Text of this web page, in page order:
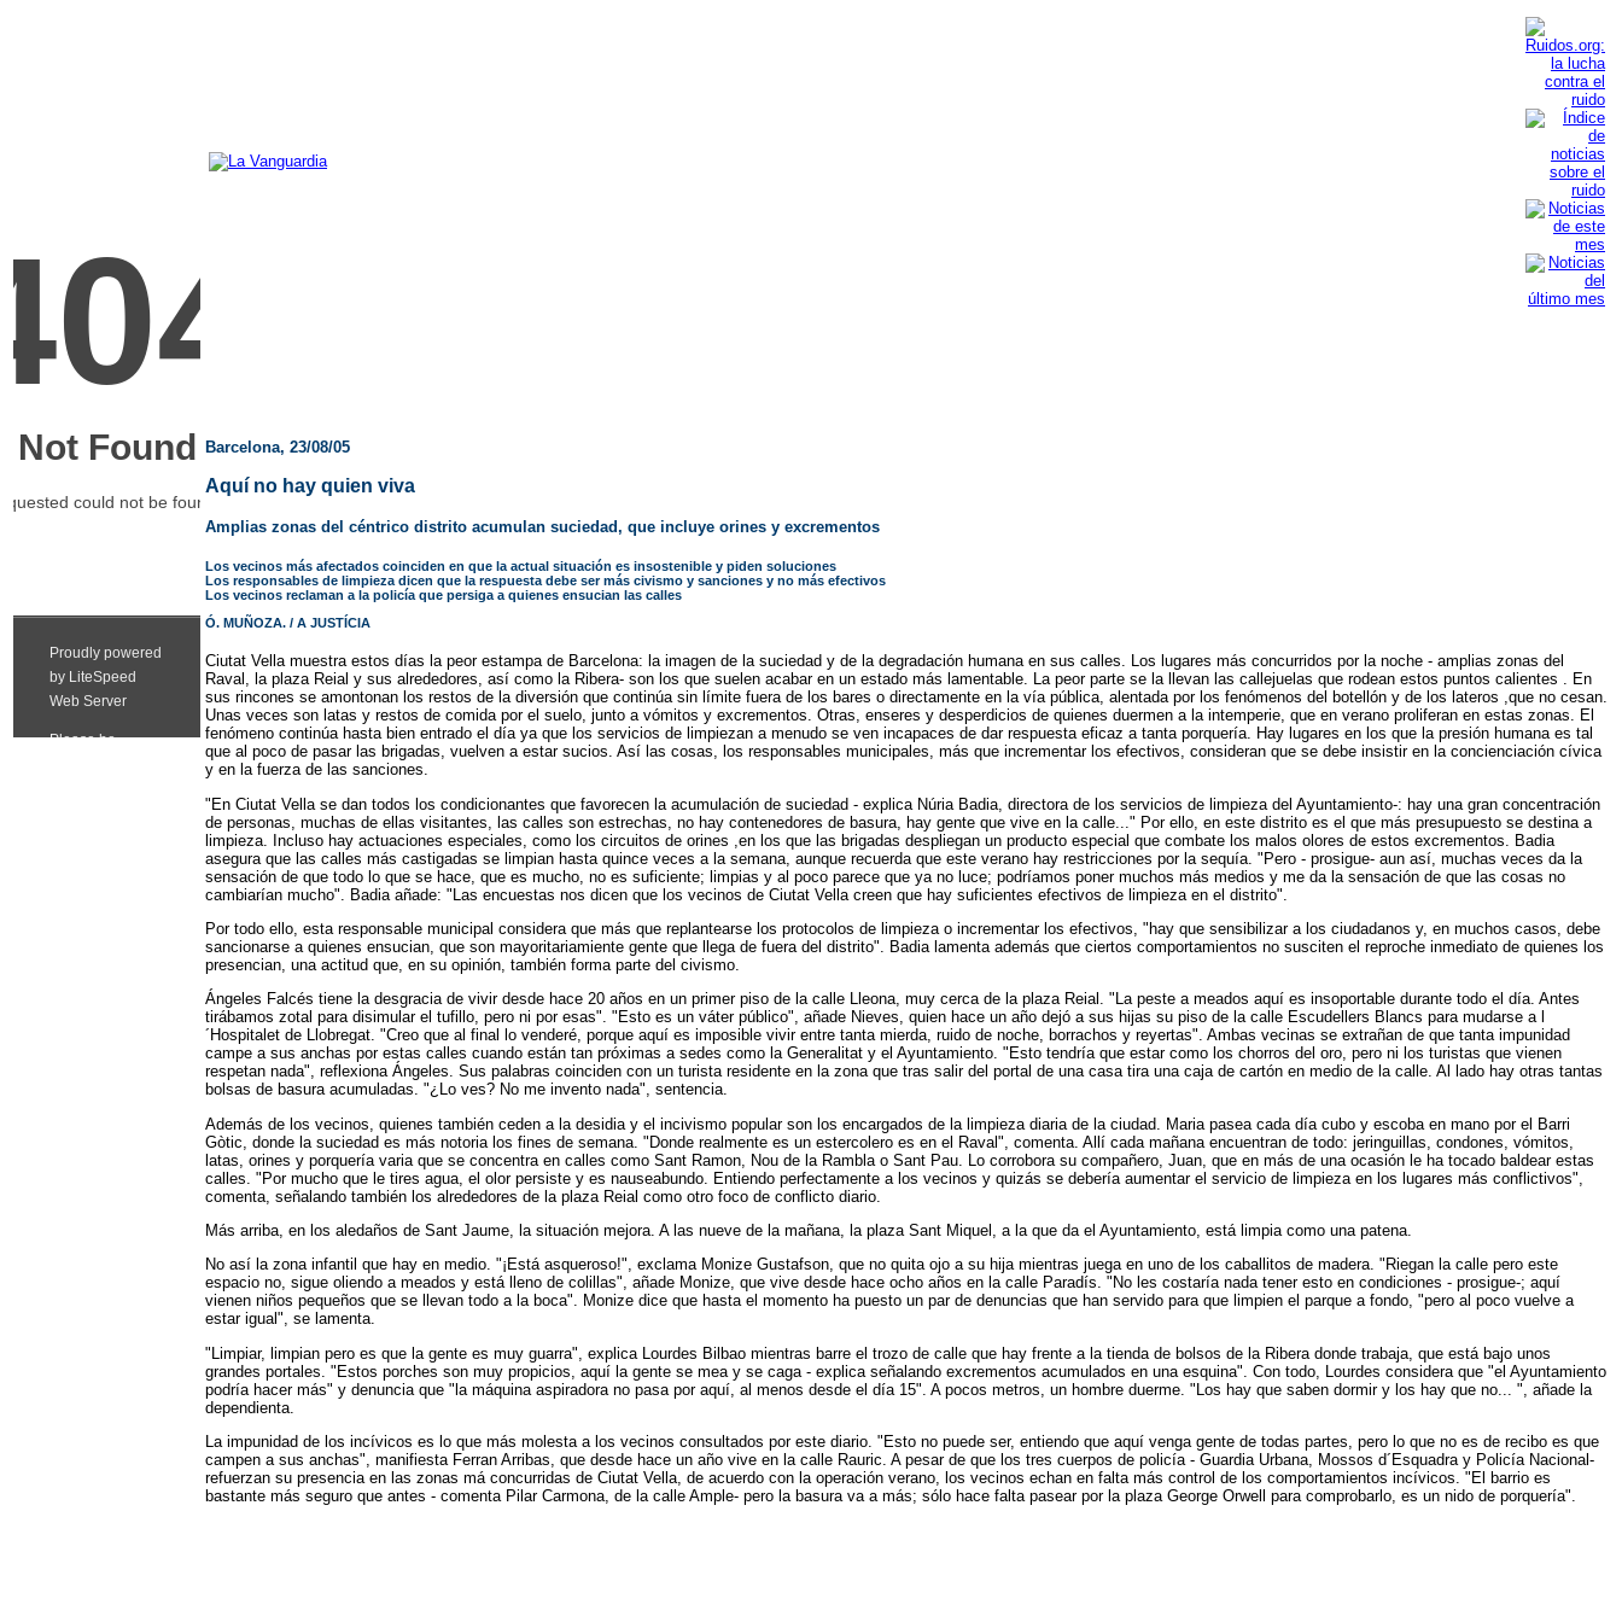
Barcelona, 23/08/05
Aquí no hay quien viva
Amplias zonas del céntrico distrito acumulan suciedad, que incluye orines y excrementos
Los vecinos más afectados coinciden en que la actual situación es insostenible y piden soluciones
Los responsables de limpieza dicen que la respuesta debe ser más civismo y sanciones y no más efectivos
Los vecinos reclaman a la policía que persiga a quienes ensucian las calles
Ó. MUÑOZA. / A JUSTÍCIA
Ciutat Vella muestra estos días la peor estampa de Barcelona: la imagen de la suciedad y de la degradación humana en sus calles. Los lugares más concurridos por la noche - amplias zonas del
Raval, la plaza Reial y sus alrededores, así como la Ribera- son los que suelen acabar en un estado más lamentable. La peor parte se la llevan las callejuelas que rodean estos puntos calientes . En
sus rincones se amontonan los restos de la diversión que continúa sin límite fuera de los bares o directamente en la vía pública, alentada por los fenómenos del botellón y de los lateros ,que no cesan.
Unas veces son latas y restos de comida por el suelo, junto a vómitos y excrementos. Otras, enseres y desperdicios de quienes duermen a la intemperie, que en verano proliferan en estas zonas. El
fenómeno continúa hasta bien entrado el día ya que los servicios de limpiezan a menudo se ven incapaces de dar respuesta eficaz a tanta porquería. Hay lugares en los que la presión humana es tal
que al poco de pasar las brigadas, vuelven a estar sucios. Así las cosas, los responsables municipales, más que incrementar los efectivos, consideran que se debe insistir en la concienciación cívica
y en la fuerza de las sanciones.
"En Ciutat Vella se dan todos los condicionantes que favorecen la acumulación de suciedad - explica Núria Badia, directora de los servicios de limpieza del Ayuntamiento-: hay una gran concentración
de personas, muchas de ellas visitantes, las calles son estrechas, no hay contenedores de basura, hay gente que vive en la calle..." Por ello, en este distrito es el que más presupuesto se destina a
limpieza. Incluso hay actuaciones especiales, como los circuitos de orines ,en los que las brigadas despliegan un producto especial que combate los malos olores de estos excrementos. Badia
asegura que las calles más castigadas se limpian hasta quince veces a la semana, aunque recuerda que este verano hay restricciones por la sequía. "Pero - prosigue- aun así, muchas veces da la
sensación de que todo lo que se hace, que es mucho, no es suficiente; limpias y al poco parece que ya no luce; podríamos poner muchos más medios y me da la sensación de que las cosas no
cambiarían mucho". Badia añade: "Las encuestas nos dicen que los vecinos de Ciutat Vella creen que hay suficientes efectivos de limpieza en el distrito".
Por todo ello, esta responsable municipal considera que más que replantearse los protocolos de limpieza o incrementar los efectivos, "hay que sensibilizar a los ciudadanos y, en muchos casos, debe
sancionarse a quienes ensucian, que son mayoritariamiente gente que llega de fuera del distrito". Badia lamenta además que ciertos comportamientos no susciten el reproche inmediato de quienes los
presencian, una actitud que, en su opinión, también forma parte del civismo.
Ángeles Falcés tiene la desgracia de vivir desde hace 20 años en un primer piso de la calle Lleona, muy cerca de la plaza Reial. "La peste a meados aquí es insoportable durante todo el día. Antes
tirábamos zotal para disimular el tufillo, pero ni por esas". "Esto es un váter público", añade Nieves, quien hace un año dejó a sus hijas su piso de la calle Escudellers Blancs para mudarse a l
´Hospitalet de Llobregat. "Creo que al final lo venderé, porque aquí es imposible vivir entre tanta mierda, ruido de noche, borrachos y reyertas". Ambas vecinas se extrañan de que tanta impunidad
campe a sus anchas por estas calles cuando están tan próximas a sedes como la Generalitat y el Ayuntamiento. "Esto tendría que estar como los chorros del oro, pero ni los turistas que vienen
respetan nada", reflexiona Ángeles. Sus palabras coinciden con un turista residente en la zona que tras salir del portal de una casa tira una caja de cartón en medio de la calle. Al lado hay otras tantas
bolsas de basura acumuladas. "¿Lo ves? No me invento nada", sentencia.
Además de los vecinos, quienes también ceden a la desidia y el incivismo popular son los encargados de la limpieza diaria de la ciudad. Maria pasea cada día cubo y escoba en mano por el Barri
Gòtic, donde la suciedad es más notoria los fines de semana. "Donde realmente es un estercolero es en el Raval", comenta. Allí cada mañana encuentran de todo: jeringuillas, condones, vómitos,
latas, orines y porquería varia que se concentra en calles como Sant Ramon, Nou de la Rambla o Sant Pau. Lo corrobora su compañero, Juan, que en más de una ocasión le ha tocado baldear estas
calles. "Por mucho que le tires agua, el olor persiste y es nauseabundo. Entiendo perfectamente a los vecinos y quizás se debería aumentar el servicio de limpieza en los lugares más conflictivos",
comenta, señalando también los alrededores de la plaza Reial como otro foco de conflicto diario.
Más arriba, en los aledaños de Sant Jaume, la situación mejora. A las nueve de la mañana, la plaza Sant Miquel, a la que da el Ayuntamiento, está limpia como una patena.
No así la zona infantil que hay en medio. "¡Está asqueroso!", exclama Monize Gustafson, que no quita ojo a su hija mientras juega en uno de los caballitos de madera. "Riegan la calle pero este
espacio no, sigue oliendo a meados y está lleno de colillas", añade Monize, que vive desde hace ocho años en la calle Paradís. "No les costaría nada tener esto en condiciones - prosigue-; aquí
vienen niños pequeños que se llevan todo a la boca". Monize dice que hasta el momento ha puesto un par de denuncias que han servido para que limpien el parque a fondo, "pero al poco vuelve a
estar igual", se lamenta.
"Limpiar, limpian pero es que la gente es muy guarra", explica Lourdes Bilbao mientras barre el trozo de calle que hay frente a la tienda de bolsos de la Ribera donde trabaja, que está bajo unos
grandes portales. "Estos porches son muy propicios, aquí la gente se mea y se caga - explica señalando excrementos acumulados en una esquina". Con todo, Lourdes considera que "el Ayuntamiento
podría hacer más" y denuncia que "la máquina aspiradora no pasa por aquí, al menos desde el día 15". A pocos metros, un hombre duerme. "Los hay que saben dormir y los hay que no... ", añade la
dependienta.
La impunidad de los incívicos es lo que más molesta a los vecinos consultados por este diario. "Esto no puede ser, entiendo que aquí venga gente de todas partes, pero lo que no es de recibo es que
campen a sus anchas", manifiesta Ferran Arribas, que desde hace un año vive en la calle Rauric. A pesar de que los tres cuerpos de policía - Guardia Urbana, Mossos d´Esquadra y Policía Nacional-
refuerzan su presencia en las zonas má concurridas de Ciutat Vella, de acuerdo con la operación verano, los vecinos echan en falta más control de los comportamientos incívicos. "El barrio es
bastante más seguro que antes - comenta Pilar Carmona, de la calle Ample- pero la basura va a más; sólo hace falta pasear por la plaza George Orwell para comprobarlo, es un nido de porquería".